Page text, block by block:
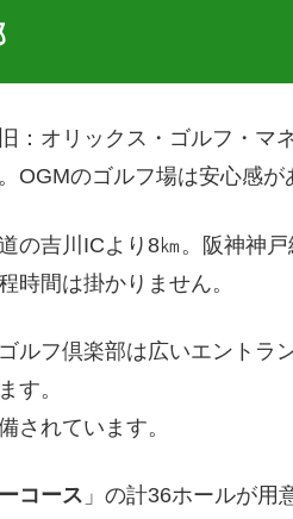
：オリックス・ゴルフ・マ
OGMのゴルフ場は安心感が
の吉川ICより8㎞。阪神神
時間は掛かりません。
ルフ倶楽部は広いエントラ
す。
されています。
コース 」の計36ホールが用